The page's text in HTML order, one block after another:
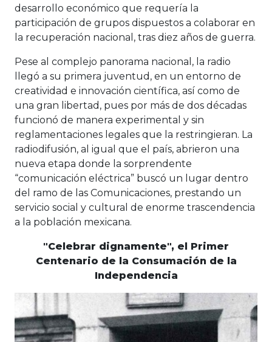
desarrollo económico que requería la
participación de grupos dispuestos a colaborar en
la recuperación nacional, tras diez años de guerra.
Pese al complejo panorama nacional, la radio
llegó a su primera juventud, en un entorno de
creatividad e innovación científica, así como de
una gran libertad, pues por más de dos décadas
funcionó de manera experimental y sin
reglamentaciones legales que la restringieran. La
radiodifusión, al igual que el país, abrieron una
nueva etapa donde la sorprendente
“comunicación eléctrica” buscó un lugar dentro
del ramo de las Comunicaciones, prestando un
servicio social y cultural de enorme trascendencia
a la población mexicana.
"Celebrar dignamente", el Primer
Centenario de la Consumación de la
Independencia